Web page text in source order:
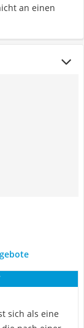
an einen
sich als eine